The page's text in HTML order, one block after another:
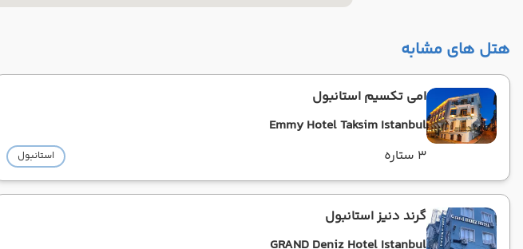
هتل های مشابه
امی تکسیم استانبول
Emmy Hotel Taksim Istanbul
3 ستاره
استانبول
گرند دنیز استانبول